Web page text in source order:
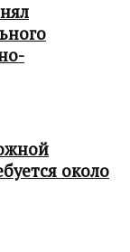
около